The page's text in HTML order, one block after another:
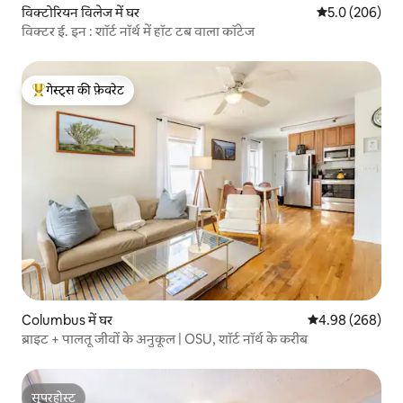
विक्टोरियन विलेज में घर औसत रेटिंग 5 में
5.0 (206)
विक्टर ई. इन : शॉर्ट नॉर्थ में हॉट टब वाला कॉटेज
गेस्ट्स का टॉप फ़ेवरेट
गेस्ट्स की फ़ेवरेट
Columbus में घर औसत रेटिंग 5 में से
4.98 (268)
ब्राइट + पालतू जीवों के अनुकूल | OSU, शॉर्ट नॉर्थ के करीब
सुपरहोस्ट